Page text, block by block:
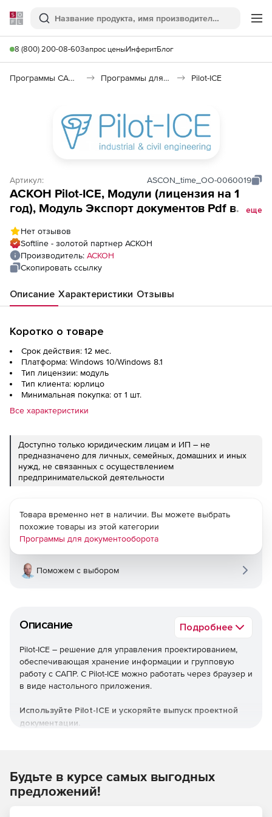
Softline
Поиск
8 (800) 200-08-60Запрос ценыИнферитБлог
Программы САПР и ГИС Программы для документооборота Pilot-ICE
Артикул: ASCON_time_ОО-0060019
АСКОН Pilot-ICE, Модули (лицензия на 1
год), Модуль Экспорт документов Pdf в
Pilot (лицензия на 1 подключение) на 1 год
(АСП) (с 28.10.2022)
еще
Нет отзывов
Softline - золотой партнер АСКОН
Производитель: АСКОН
Скопировать ссылку
Описание Характеристики Отзывы
Коротко о товаре
Срок действия: 12 мес.
Платформа: Windows 10/Windows 8.1
Тип лицензии: модуль
Тип клиента: юрлицо
Минимальная покупка: от 1 шт.
Все характеристики
Доступно только юридическим лицам и ИП – не
предназначено для личных, семейных, домашних и иных
нужд, не связанных с осуществлением
предпринимательской деятельности
Описание Подробнее
Pilot-ICE – решение для управления проектированием,
обеспечивающая хранение информации и групповую
работу с САПР. С Pilot-ICE можно работать через браузер и
в виде настольного приложения.
Используйте Pilot-ICE и ускоряйте выпуск проектной
документации.
Товара временно нет в наличии. Вы можете выбрать
похожие товары из этой категории
Программы для документооборота
Поможем с выбором
Будьте в курсе самых выгодных
предложений!